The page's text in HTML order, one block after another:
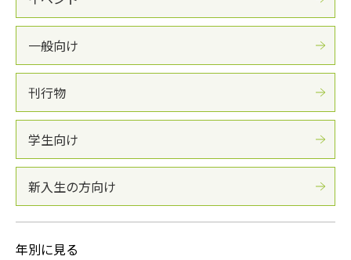
一般向け
刊行物
学生向け
新入生の方向け
年別に見る